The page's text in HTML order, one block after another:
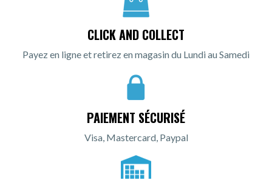
CLICK AND COLLECT
Payez en ligne et retirez en magasin du Lundi au Samedi
PAIEMENT SÉCURISÉ
Visa, Mastercard, Paypal